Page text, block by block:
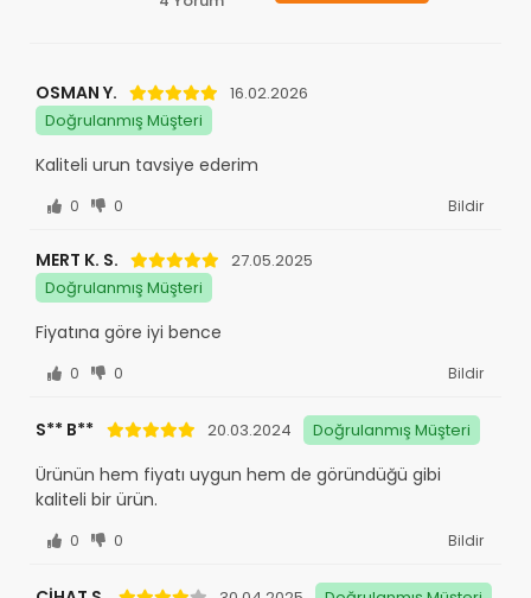
OSMAN Y.
16.02.2026
Doğrulanmış Müşteri
Kaliteli urun tavsiye ederim
0 0 Bildir
MERT K. S.
27.05.2025
Doğrulanmış Müşteri
Fiyatına göre iyi bence
0 0 Bildir
S** B** 20.03.2024 Doğrulanmış Müşteri
Ürünün hem fiyatı uygun hem de göründüğü gibi
kaliteli bir ürün.
0 0 Bildir